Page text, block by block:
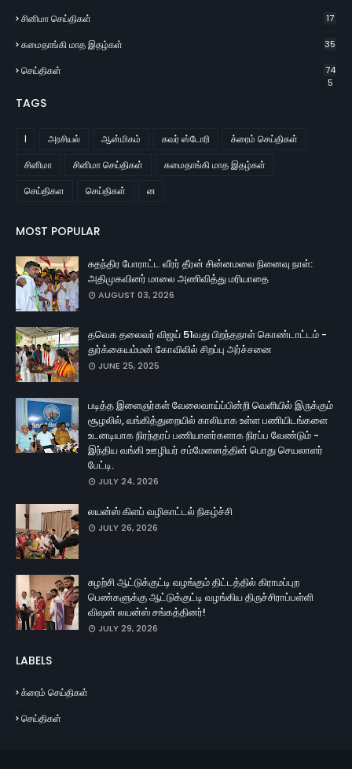
சினிமா செய்திகள் 17
சுமைதாங்கி மாத இதழ்கள் 35
செய்திகள்
74
5
TAGS
l அரசியல் ஆன்மிகம் கவர் ஸ்டோரி
க்ரைம் செய்திகள்
சினிமா
சினிமா செய்திகள்
சுமைதாங்கி மாத இதழ்கள்
செய்திகள
செய்திகள் ன
MOST POPULAR
சுதந்திர போராட்ட வீரர் தீரன் சின்னமலை நினைவு நாள்:
அதிமுகவினர் மாலை அணிவித்து மரியாதை
AUGUST 03, 2026
தவெக தலைவர் விஜய் 51வது பிறந்தநாள் கொண்டாட்டம் -
துர்க்கையம்மன் கோவிலில் சிறப்பு அர்ச்சனை
JUNE 25, 2025
படித்த இளைஞர்கள் வேலைவாய்ப்பின்றி வெளியில் இருக்கும்
சூழலில், வங்கித்துறையில் காலியாக உள்ள பணியிடங்களை
உடனடியாக நிரந்தரப் பணியாளர்களாக நிரப்ப வேண்டும் -
இந்திய வங்கி ஊழியர் சம்மேளனத்தின் பொது செயலாளர்
பேட்டி.
JULY 24, 2026
லயன்ஸ் கிளப் வழிகாட்டல் நிகழ்ச்சி
JULY 26, 2026
சுழற்சி ஆட்டுக்குட்டி வழங்கும் திட்டத்தில் கிராமப்புற
பெண்களுக்கு ஆட்டுக்குட்டி வழங்கிய திருச்சிராப்பள்ளி
விஷன் லயன்ஸ் சங்கத்தினர்!
JULY 29, 2026
LABELS
க்ரைம் செய்திகள்
செய்திகள்